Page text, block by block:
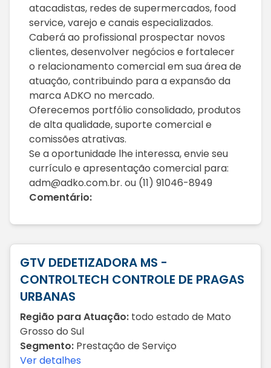
atacadistas, redes de supermercados, food
service, varejo e canais especializados.
Caberá ao profissional prospectar novos
clientes, desenvolver negócios e fortalecer
o relacionamento comercial em sua área de
atuação, contribuindo para a expansão da
marca ADKO no mercado.
Oferecemos portfólio consolidado, produtos
de alta qualidade, suporte comercial e
comissões atrativas.
Se a oportunidade lhe interessa, envie seu
currículo e apresentação comercial para:
adm@adko.com.br. ou (11) 91046-8949
Comentário:
GTV DEDETIZADORA MS -
CONTROLTECH CONTROLE DE PRAGAS
URBANAS
Região para Atuação: todo estado de Mato
Grosso do Sul
Segmento: Prestação de Serviço
Ver detalhes